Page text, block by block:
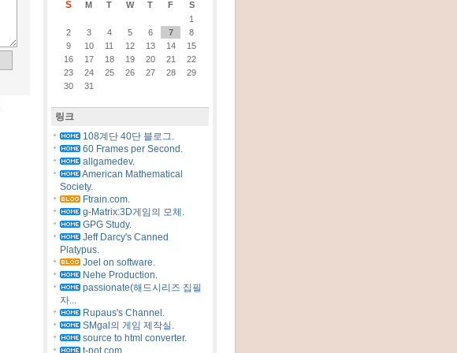
S M T W T F
S
1
2
3 4 5 6 7
8
9
10 11 12 13 14
15
16
17 18 19 20 21
22
23
24 25 26 27 28
29
30
31
링크
108계단 40단 블로그.
60 Frames per Second.
allgamedev.
American Mathematical
Society.
Ftrain.com.
g-Matrix:3D게임의 모체.
GPG Study.
Jeff Darcy's Canned
Platypus.
Joel on software.
Nehe Production.
passionate(해드시리즈 집필
자...
Rupaus's Channel.
SMgal의 게임 제작실.
source to html converter.
t-pot.com.